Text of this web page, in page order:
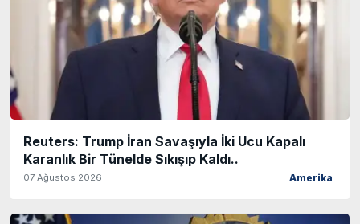
Reuters: Trump İran Savaşıyla İki Ucu Kapalı
Karanlık Bir Tünelde Sıkışıp Kaldı..
07 Ağustos 2026 Amerika